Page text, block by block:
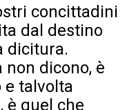
concittadini
dal destino
dicitura.
non dicono, è
e talvolta
è quel che